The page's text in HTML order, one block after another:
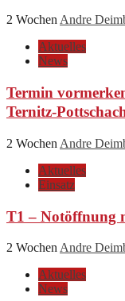
2 Wochen Andre
Aktuelles
News
Termin
Ternitz-
2 Wochen Andre
Aktuelles
Einsatz
T1 – Notöffnung
2 Wochen Andre
Aktuelles
News